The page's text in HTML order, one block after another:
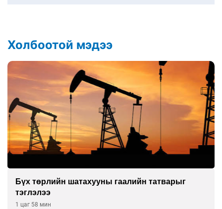
Холбоотой мэдээ
Бүх төрлийн шатахууны гаалийн татварыг
тэглэлээ
1 цаг 58 мин